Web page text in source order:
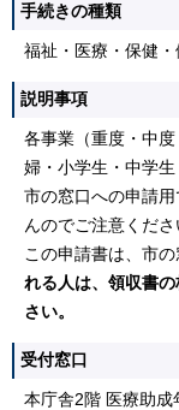
手続きの種類
福祉・医療・保健
説明事項
各事業（重度・中
婦・小学生・中学生
市の窓口への申請
んのでご注意くださ
この申請書は、市
れる人は、領収書
さい。
受付窓口
本庁舎2階 医療助成